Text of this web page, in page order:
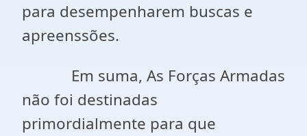
para desempenharem buscas e
apreenssões.
Em suma, As Forças Armadas
não foi destinadas
primordialmente para que